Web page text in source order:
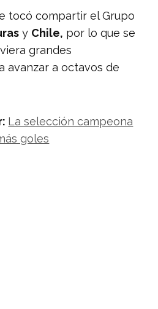
tocó compartir el Grupo
y Chile, por lo que se
grandes
avanzar a octavos de
La selección campeona
goles